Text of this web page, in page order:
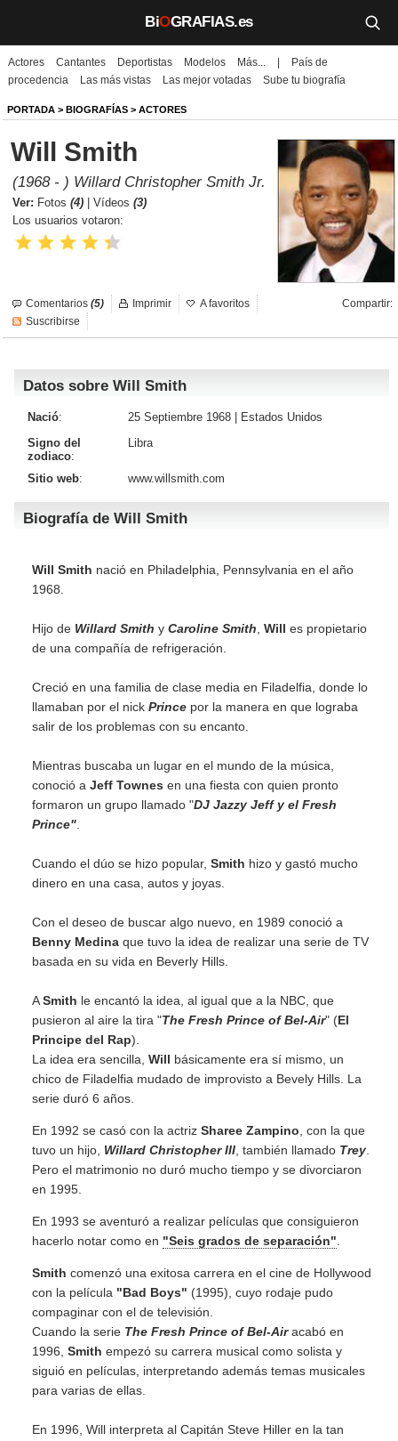
BiOGRAFIAS.es
Biografías
Películas
TV
Música
Un día como hoy
Galerías
Iniciar sesión
Actores Cantantes Deportistas Modelos Más...
País de
procedencia
Las más vistas Las mejor votadas Sube tu biografía
PORTADA > BIOGRAFÍAS > ACTORES
Will Smith
(1968 - ) Willard Christopher Smith Jr.
Ver: Fotos (4) Vídeos (3)
Los usuarios votaron:
Comentarios (5) Compartir:
Imprimir
A favoritos
Suscribirse
Datos sobre Will Smith
Nació: 25 Septiembre 1968 |
Estados Unidos
Signo del
zodiaco:
Libra
Sitio web: www.willsmith.com
Biografía de Will Smith
Will Smith nació en Philadelphia, Pennsylvania en el año
1968.
Hijo de Willard Smith y Caroline Smith Will es propietario
de una compañía de refrigeración.
Creció en una familia de clase media en Filadelfia, donde lo
llamaban por el nick Prince por la manera en que lograba
salir de los problemas con su encanto.
Mientras buscaba un lugar en el mundo de la música,
conoció a Jeff Townes en una fiesta con quien pronto
formaron un grupo llamado "DJ Jazzy Jeff y el Fresh
Prince"
Cuando el dúo se hizo popular, Smith hizo y gastó mucho
dinero en una casa, autos y joyas.
Con el deseo de buscar algo nuevo, en 1989 conoció a
Benny Medina que tuvo la idea de realizar una serie de TV
basada en su vida en Beverly Hills.
ASmith le encantó la idea, al igual que a la NBC, que
pusieron al aire la tira "The Fresh Prince of Bel-Air" (El
Principe del Rap).
La idea era sencilla, Will básicamente era sí mismo, un
chico de Filadelfia mudado de improvisto a Bevely Hills. La
serie duró 6 años.
En 1992 se casó con la actriz Sharee Zampino , con la que
tuvo un hijo, Willard Christopher III , también llamado Trey
Pero el matrimonio no duró mucho tiempo y se divorciaron
en 1995.
En 1993 se aventuró a realizar películas que consiguieron
hacerlo notar como en "Seis grados de separación"
Smith comenzó una exitosa carrera en el cine de Hollywood
con la película "Bad Boys" (1995), cuyo rodaje pudo
compaginar con el de televisión.
Cuando la serie The Fresh Prince of Bel-Airacabó en
1996, Smith empezó su carrera musical como solista y
siguió en películas, interpretando además temas musicales
para varias de ellas.
En 1996, Will interpreta al Capitán Steve Hiller en la tan